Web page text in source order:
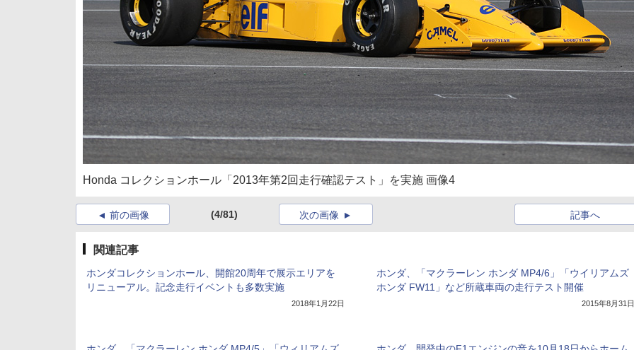
Honda コレクションホール「2013年第2回走行確認テスト」を実施 画像4
前の画像 (4/81) 記事へ
次の画像
関連記事
ホンダコレクションホール、開館20周年で展示エリアを
リニューアル。記念走行イベントも多数実施
2018年1月22日
ホンダ、「マクラーレン ホンダ MP4/6」「ウイリアムズ
ホンダ FW11」など所蔵車両の走行テスト開催
2015年8月31日